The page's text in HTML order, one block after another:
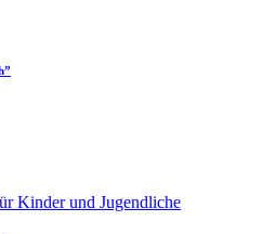
Kinder und Jugendliche